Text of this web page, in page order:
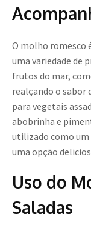
O molho romesco
uma variedade de
frutos do mar,
realçando o sabor
para vegetais
abobrinha e
utilizado como um
uma opção
Uso do
Saladas